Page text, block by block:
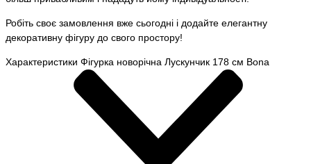
Робіть своє замовлення вже сьогодні і додайте елегантну
декоративну фігуру до свого простору!
Характеристики Фігурка новорічна Лускунчик 178 см Bona